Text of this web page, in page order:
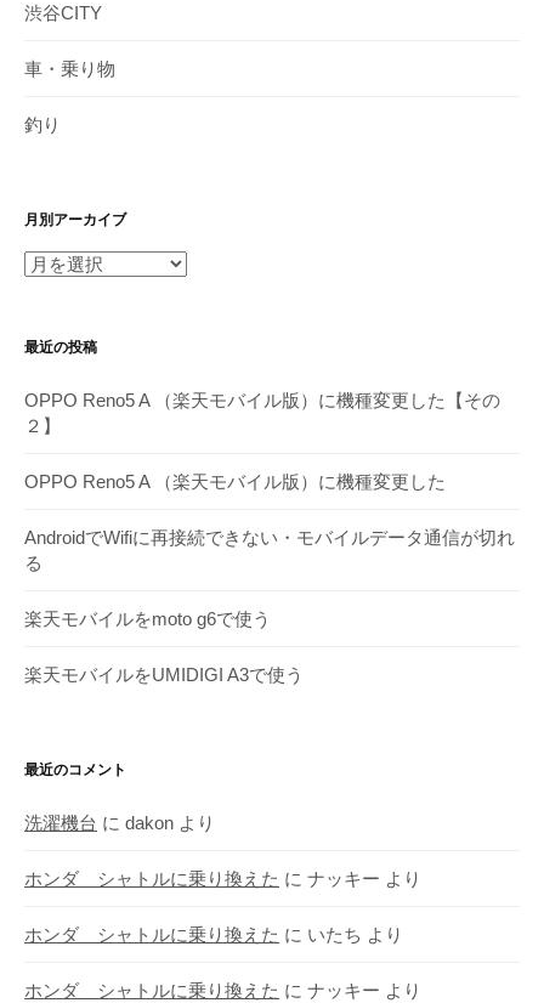
渋谷CITY
車・乗り物
釣り
月別アーカイブ
月
ー
イ
ブ
最近の投稿
OPPO Reno5 A （楽天モバイル版）に機種変更した【その
２】
OPPO Reno5 A （楽天モバイル版）に機種変更した
AndroidでWifiに再接続できない・モバイルデータ通信が切れ
る
楽天モバイルをmoto g6で使う
楽天モバイルをUMIDIGI A3で使う
最近のコメント
洗濯機台 に dakon より
ホンダ シャトルに乗り換えた に ナッキー より
ホンダ シャトルに乗り換えた に いたち より
ホンダ シャトルに乗り換えた に ナッキー より